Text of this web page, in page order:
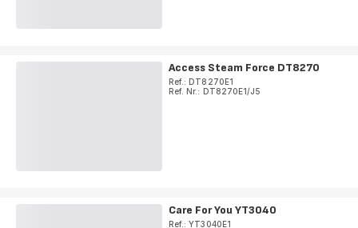
Access Steam Force DT8270
Ref.: DT8270E1
Ref. Nr.: DT8270E1/J5
Care For You YT3040
Ref.: YT3040E1